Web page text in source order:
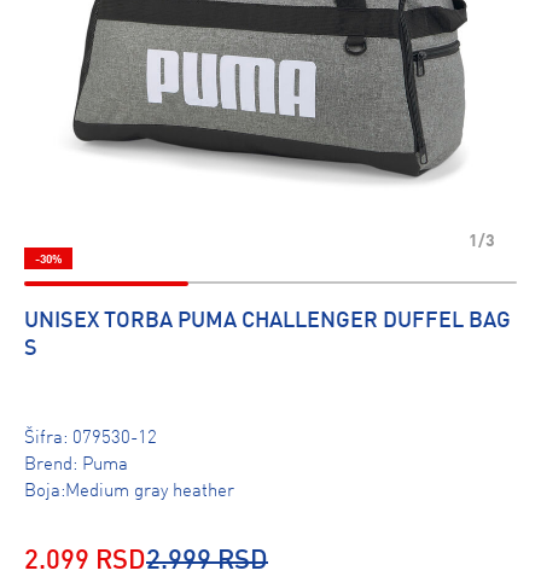
1/3
-30%
UNISEX TORBA PUMA CHALLENGER DUFFEL BAG
S
Šifra: 079530-12
Brend: Puma
Boja:Medium gray heather
2.099 RSD2.999 RSD